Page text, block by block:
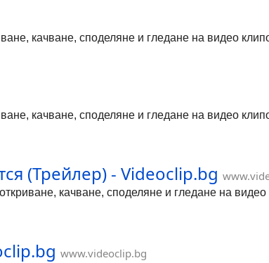
качване, споделяне и гледане на видео
качване, споделяне и гледане на видео
(Трейлер) - Videoclip.bg
качване, споделяне и гледане на
www.videoclip.bg